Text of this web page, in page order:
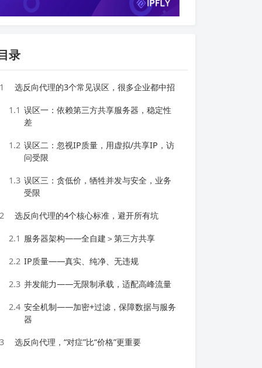
录
1 选反向代理的3个常见误区，很多企业都中招
1.1 误区一：依赖第三方共享服务器，稳定性
差
1.2 误区二：忽视IP质量，用虚拟/共享IP，访
问受限
1.3 误区三：贪低价，牺牲并发与安全，业务
受限
2 选反向代理的4个核心标准，避开所有坑
2.1 服务器架构——全自建＞第三方共享
2.2 IP质量——真实、纯净、无违规
2.3 并发能力——无限制承载，适配高峰流量
2.4 安全机制——加密+过滤，保障数据与服务
器
3 选反向代理，“对症”比“价格”更重要